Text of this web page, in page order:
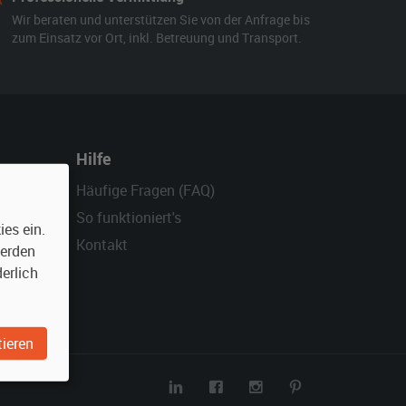
Wir beraten und unterstützen Sie von der Anfrage bis
zum Einsatz vor Ort, inkl. Betreuung und Transport.
Hilfe
Häufige Fragen (FAQ)
So funktioniert's
Kontakt
ein.